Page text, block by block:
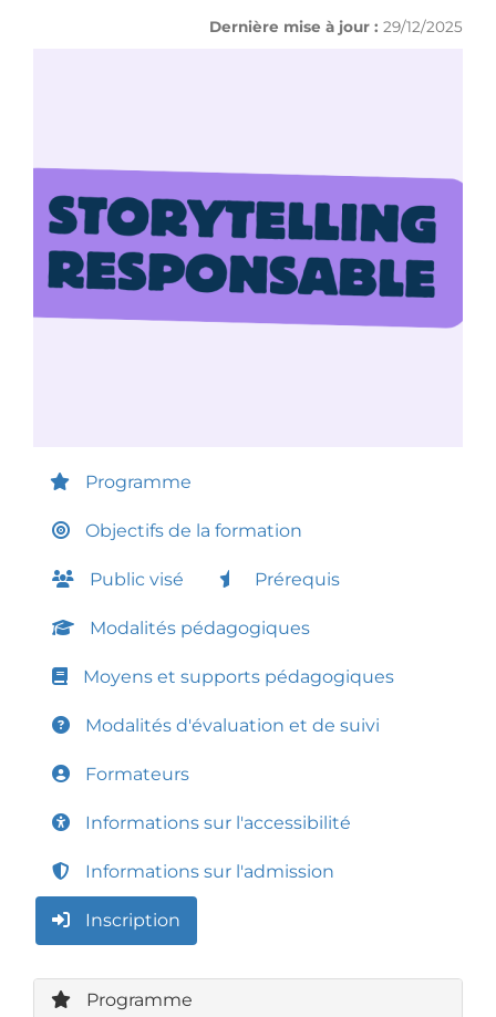
Dernière mise à jour : 29/12/2025
Programme
Objectifs de la formation
Public visé Prérequis
Modalités pédagogiques
Moyens et supports pédagogiques
Modalités d'évaluation et de suivi
Formateurs
Informations sur l'accessibilité
Informations sur l'admission
Inscription
Programme